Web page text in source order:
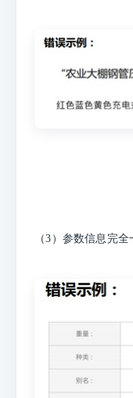
（3）参数信息完全